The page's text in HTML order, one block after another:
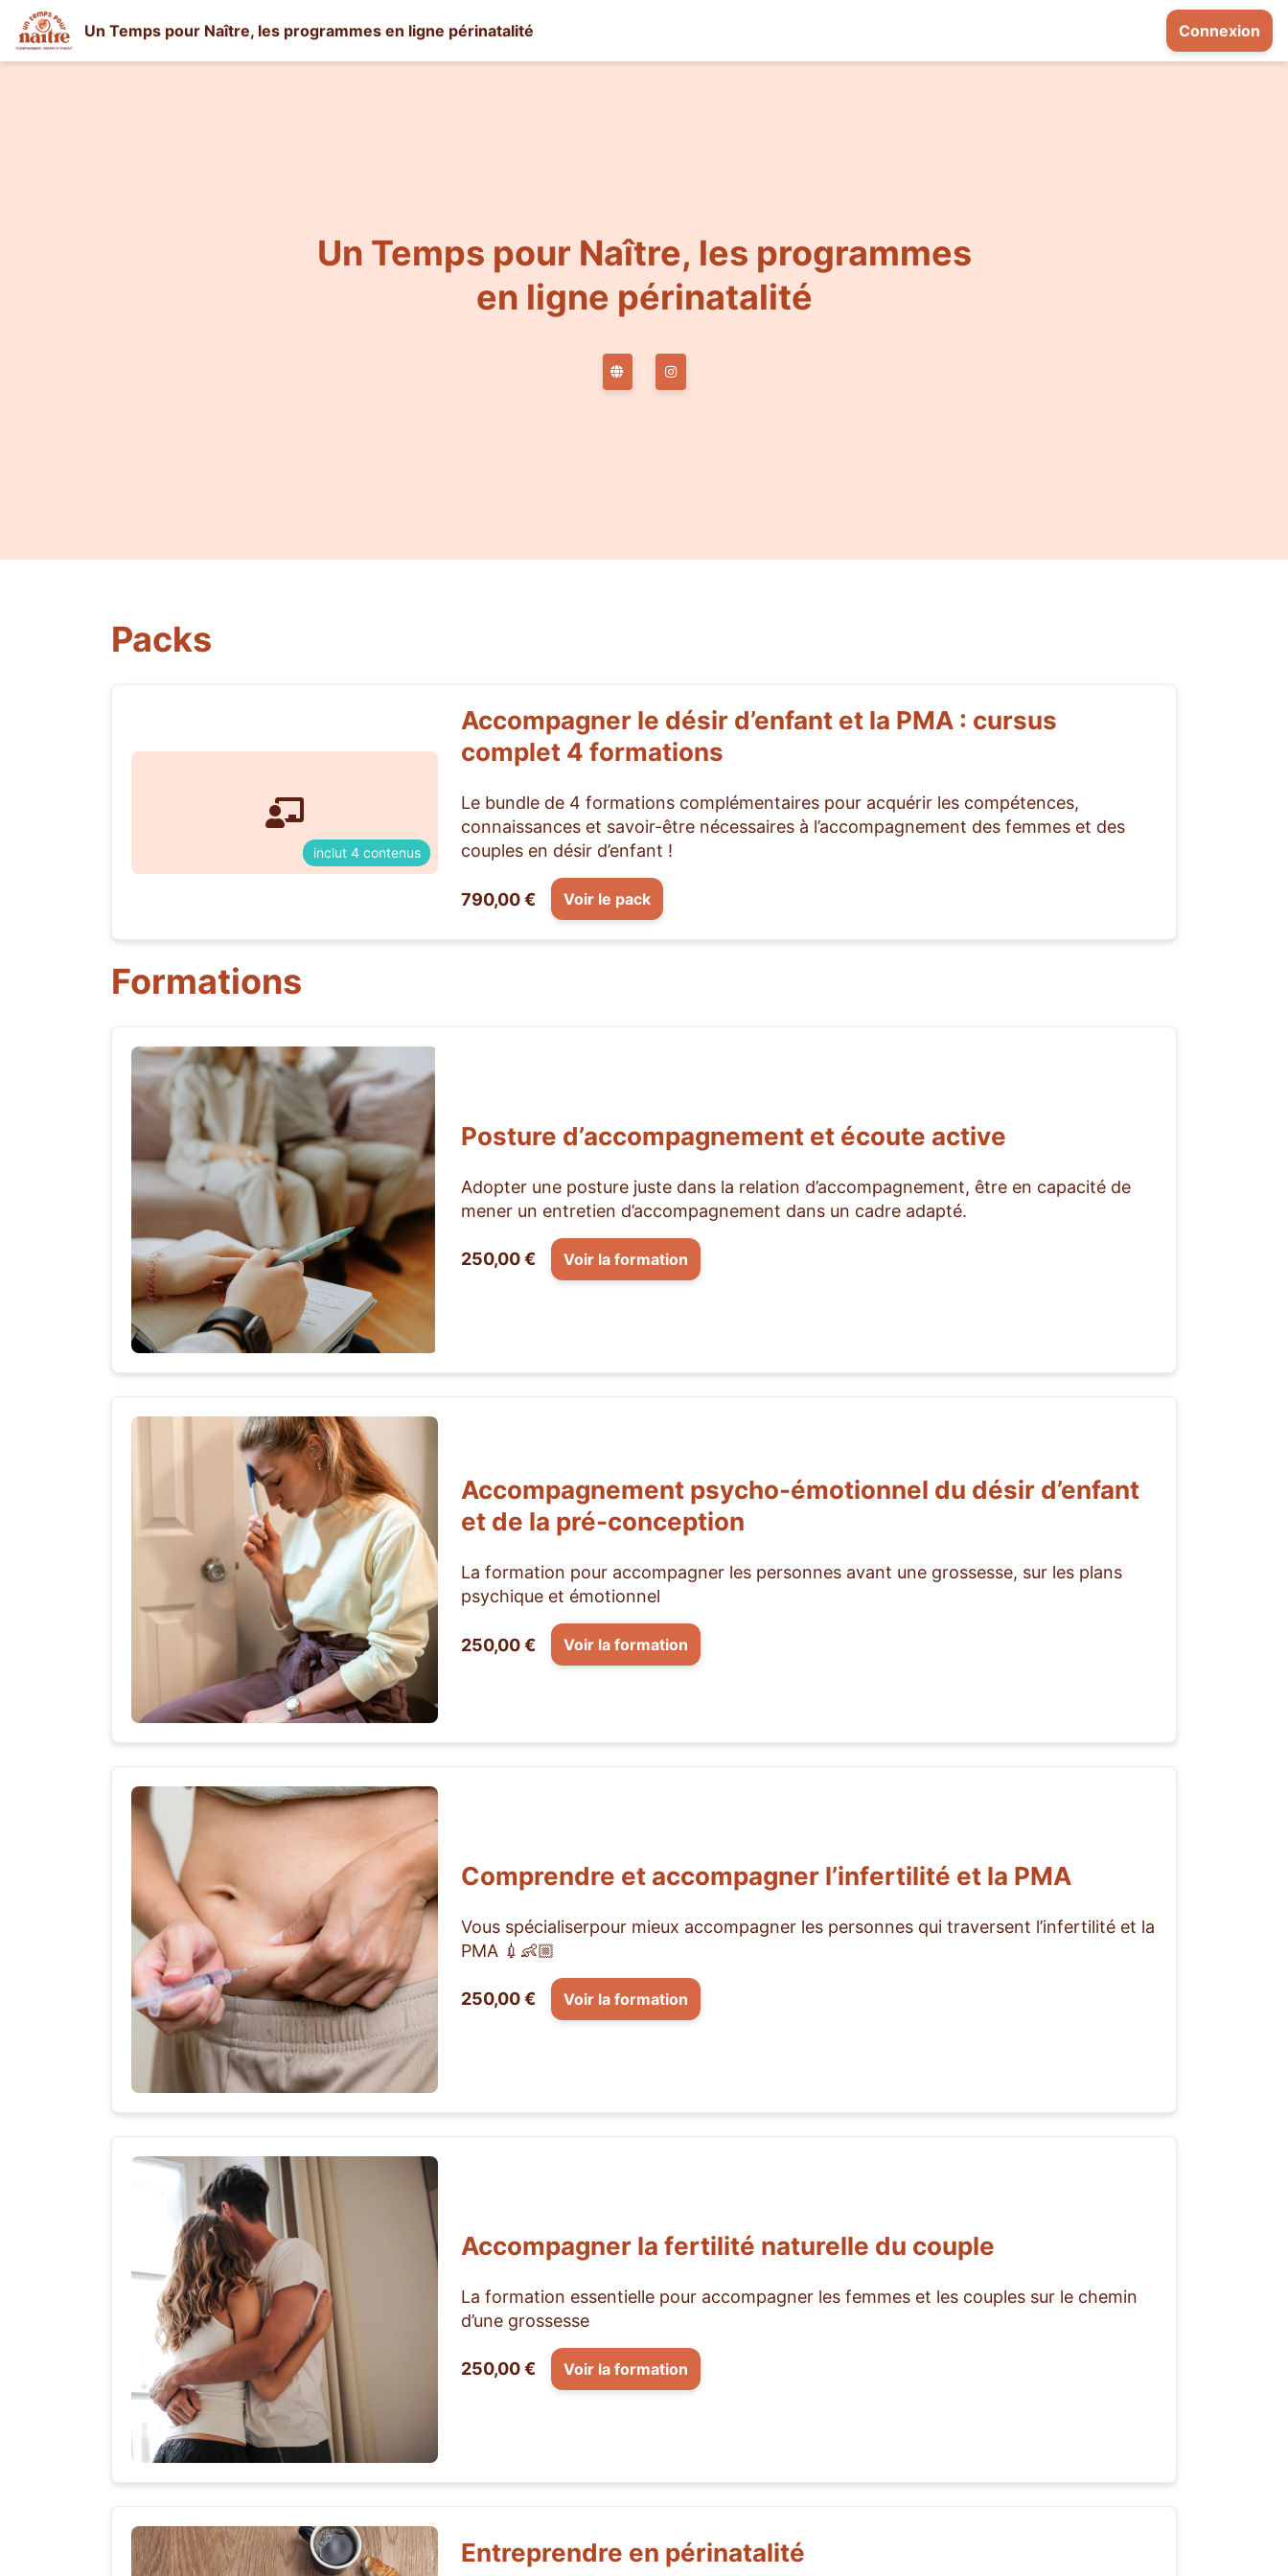
Un Temps pour Naître, les programmes en ligne périnatalité Connexion
Un Temps pour Naître, les programmes
en ligne périnatalité
Packs
inclut 4 contenus
Accompagner le désir d’enfant et la PMA : cursus
complet 4 formations
Le bundle de 4 formations complémentaires pour acquérir les compétences,
connaissances et savoir-être nécessaires à l’accompagnement des femmes et des
couples en désir d’enfant !
790,00 € Voir le pack
Formations
Posture d’accompagnement et écoute active
Adopter une posture juste dans la relation d’accompagnement, être en capacité de
mener un entretien d’accompagnement dans un cadre adapté.
250,00 € Voir la formation
Accompagnement psycho-émotionnel du désir d’enfant
et de la pré-conception
La formation pour accompagner les personnes avant une grossesse, sur les plans
psychique et émotionnel
250,00 € Voir la formation
Comprendre et accompagner l’infertilité et la PMA
Vous spécialiserpour mieux accompagner les personnes qui traversent l’infertilité et la
PMA 💉👶🏼
250,00 € Voir la formation
Accompagner la fertilité naturelle du couple
La formation essentielle pour accompagner les femmes et les couples sur le chemin
d’une grossesse
250,00 € Voir la formation
Entreprendre en périnatalité